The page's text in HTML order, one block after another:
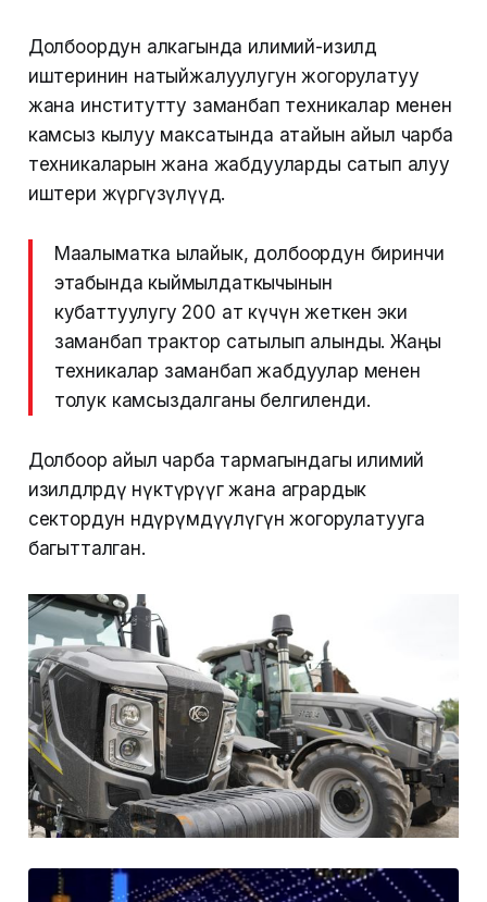
Долбоордун алкагында илимий-изилдөө
иштеринин натыйжалуулугун жогорулатуу
жана институтту заманбап техникалар менен
камсыз кылуу максатында атайын айыл чарба
техникаларын жана жабдууларды сатып алуу
иштери жүргүзүлүүдө.
Маалыматка ылайык, долбоордун биринчи
этабында кыймылдаткычынын
кубаттуулугу 200 ат күчүнө жеткен эки
заманбап трактор сатылып алынды. Жаңы
техникалар заманбап жабдуулар менен
толук камсыздалганы белгиленди.
Долбоор айыл чарба тармагындагы илимий
изилдөөлөрдү өнүктүрүүгө жана агрардык
сектордун өндүрүмдүүлүгүн жогорулатууга
багытталган.